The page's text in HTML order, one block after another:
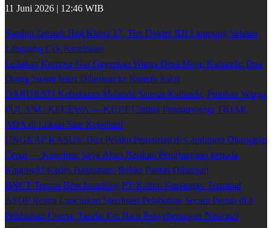
11 Juni 2026 | 12:46 WIB
Sambut Jamaah Haji Kloter 17, Tim Dokter IDI Lampung Selatan
Langsung Cek Kesehatan
Ledakan Kompor Gas Gegerkan Warga Desa Maja, Kalianda: Dua
Orang Suami Isteri Dilarikan ke Rumah Sakit
DARURAT! Kebakaran Melanda Samsat Kalianda, Puluhan Warga
PULANG KECEWA — KUPT Cinthia Pandanwangi TIDAK
ADA di Lokasi Saat Kejadian!
UNGKAP KASUS: Dua Pelaku Pencurian di Candipuro Ditangkap
Cepat — Kapolres: Saya Akan Berikan Penghargaan kepada
Kapolsek! Kades Batuliman: Beliau Pantas Dihargai!
BNCT Terima Benchmarking PT Kaltim Kariangau Terminal
ASDP Resmi Luncurkan Sterilisasi Pelabuhan Secara Penuh di 6
Pelabuhan Utama, Tandai Era Baru Penyeberangan Nasional